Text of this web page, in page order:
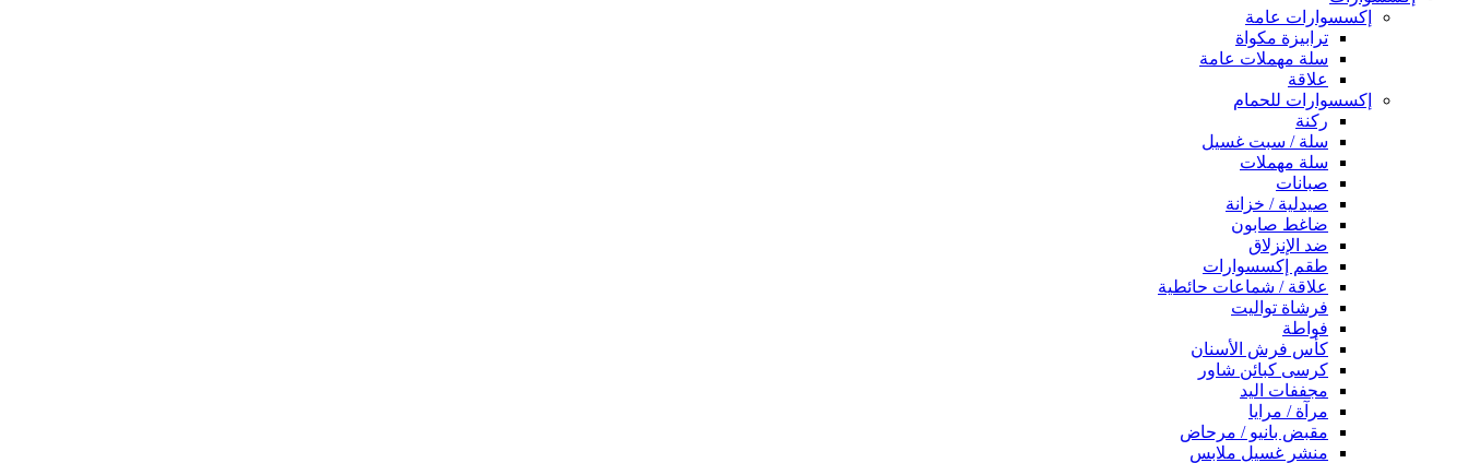
إكسسوارات عامة
ترابيزة مكواة
سلة مهملات عامة
علاقة
إكسسوارات للحمام
ركنة
سلة / سبت غسيل
سلة مهملات
صبانات
صيدلية / خزانة
ضاغط صابون
ضد الإنزلاق
طقم إكسسوارات
علاقة / شماعات حائطية
فرشاة تواليت
فواطة
كأس فرش الأسنان
كرسى كبائن شاور
مجففات اليد
مرآة / مرايا
مقبض بانيو / مرحاض
منشر غسيل ملابس